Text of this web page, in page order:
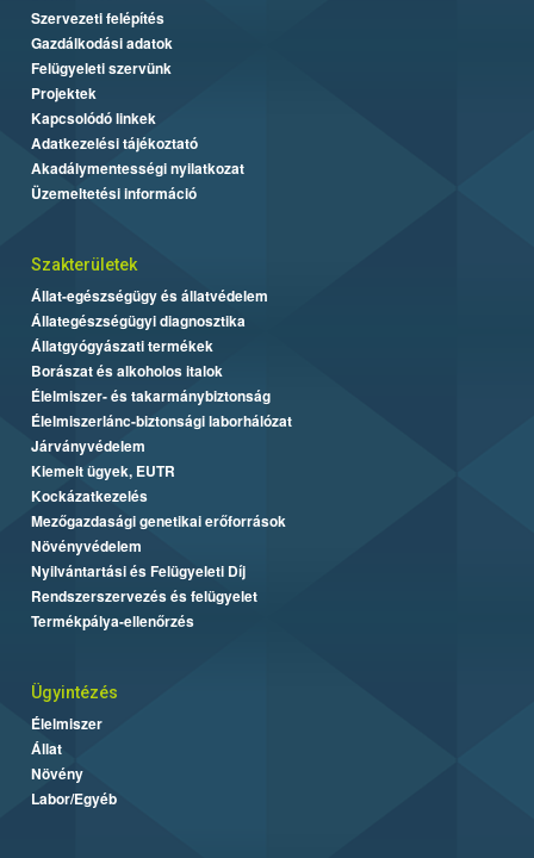
Szervezeti felépítés
Gazdálkodási adatok
Felügyeleti szervünk
Projektek
Kapcsolódó linkek
Adatkezelési tájékoztató
Akadálymentességi nyilatkozat
Üzemeltetési információ
Szakterületek
Állat-egészségügy és állatvédelem
Állategészségügyi diagnosztika
Állatgyógyászati termékek
Borászat és alkoholos italok
Élelmiszer- és takarmánybiztonság
Élelmiszerlánc-biztonsági laborhálózat
Járványvédelem
Kiemelt ügyek, EUTR
Kockázatkezelés
Mezőgazdasági genetikai erőforrások
Növényvédelem
Nyilvántartási és Felügyeleti Díj
Rendszerszervezés és felügyelet
Termékpálya-ellenőrzés
Ügyintézés
Élelmiszer
Állat
Növény
Labor/Egyéb